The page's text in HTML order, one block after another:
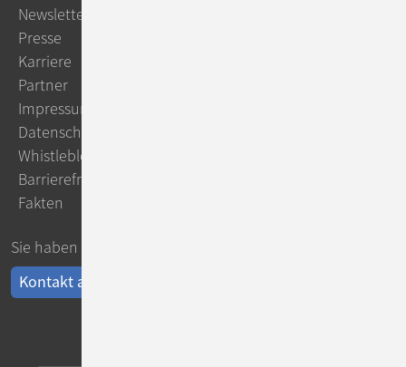
Newsletter
Presse
Karriere
Partner
Impressum
Datenschutz
Whistleblowing
Barrierefreiheit
Fakten
Sie haben Fragen?
Kontakt aufnehmen